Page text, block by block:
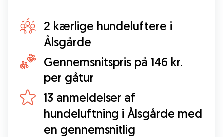
2 kærlige hundeluftere i
Ålsgårde
Gennemsnitspris på 146 kr.
per gåtur
13 anmeldelser af
hundeluftning i Ålsgårde med
en gennemsnitlig